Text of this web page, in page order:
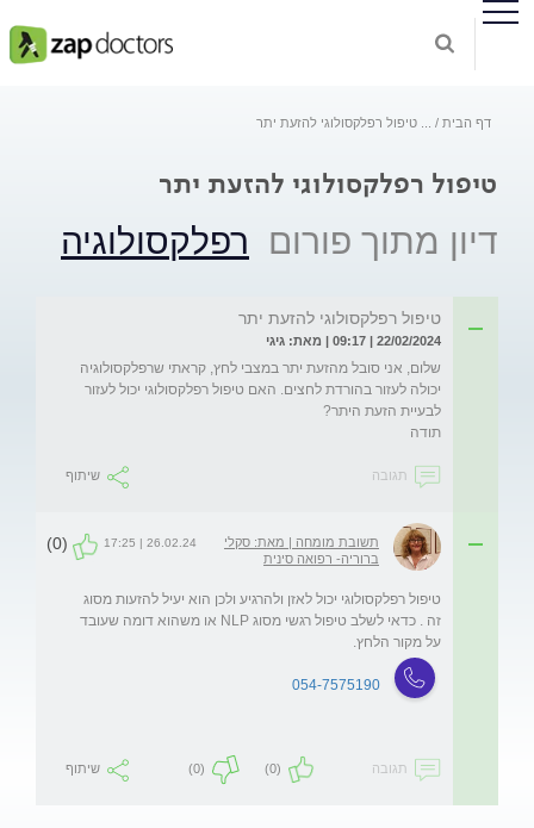
דף הבית טיפול רפלקסולוגי להזעת יתר
טיפול רפלקסולוגי להזעת יתר
דיון מתוך פורום רפלקסולוגיה
טיפול רפלקסולוגי להזעת יתר
22/02/2024 | 09:17 | מאת: גיגי
שלום, אני סובל מהזעת יתר במצבי לחץ, קראתי שרפלקסולוגיה
יכולה לעזור בהורדת לחצים. האם טיפול רפלקסולוגי יכול לעזור
תודה
תגובה שיתוף
תשובת מומחה | מאת: סקלי
ברוריה- רפואה סינית
26.02.24 | 17:25
(0)
טיפול רפלקסולוגי יכול לאזן ולהרגיע ולכן הוא יעיל להזעות מסוג
זה . כדאי לשלב טיפול רגשי מסוג NLP או משהוא דומה שעובד
על מקור הלחץ.
054-7575190
תגובה (0)
(0) שיתוף